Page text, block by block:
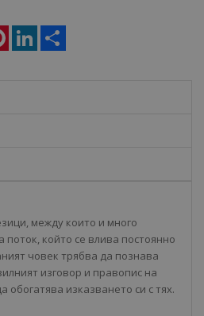
PinterestLinkedIn
между които и много
поток, който се влива постоянно
човек трябва да познава
изговор и правопис на
обогатява изказването си с тях.